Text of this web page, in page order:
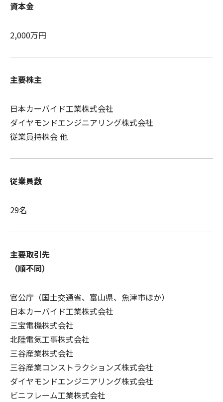
資本金
2,000万円
主要株主
日本カーバイド工業株式会社
ダイヤモンドエンジニアリング株式会社
従業員持株会 他
従業員数
29名
主要取引先
（順不同）
官公庁（国土交通省、富山県、魚津市ほか）
日本カーバイド工業株式会社
三宝電機株式会社
北陸電気工事株式会社
三谷産業株式会社
三谷産業コンストラクションズ株式会社
ダイヤモンドエンジニアリング株式会社
ビニフレーム工業株式会社